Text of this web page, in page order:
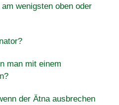
wenigsten oben oder
man mit einem
der Ätna ausbrechen